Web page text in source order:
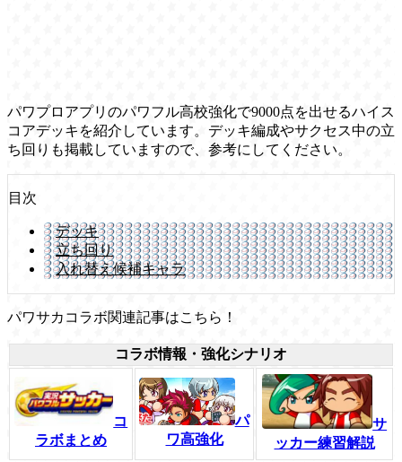
パワプロアプリのパワフル高校強化で9000点を出せるハイス
コアデッキを紹介しています。デッキ編成やサクセス中の立
ち回りも掲載していますので、参考にしてください。
目次
デッキ
立ち回り
入れ替え候補キャラ
パワサカコラボ関連記事はこちら！
コラボ情報・強化シナリオ
コ
ラボまとめ
パ
ワ高強化
サ
ッカー練習解説